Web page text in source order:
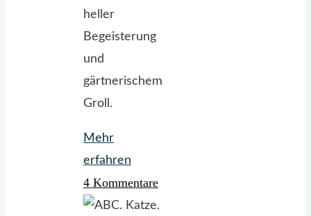
heller
Begeisterung
und
gärtnerischem
Groll.
Mehr
erfahren
im
Garten:
4 Kommentare